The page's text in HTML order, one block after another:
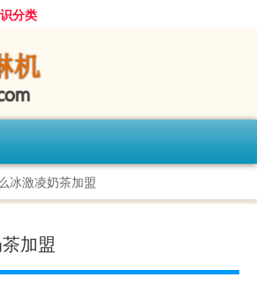
分类
冰激凌奶茶加盟
加盟